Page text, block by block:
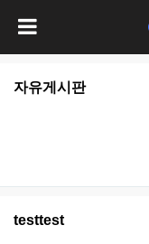
자유게시판
testtest